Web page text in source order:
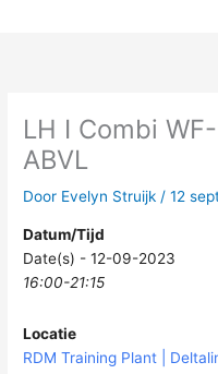
LH I Combi
ABVL
Door Evelyn Struijk /12
Datum/Tijd
Date(s) - 12-09-2023
16:00-21:15
Locatie
RDM Training Plant |